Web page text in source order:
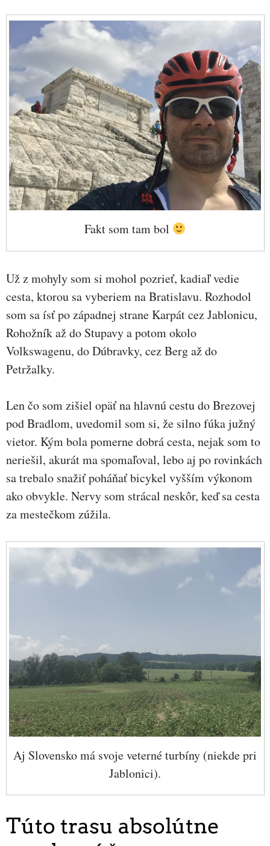
Fakt som tam bol
Už z mohyly som si mohol pozrieť, kadiaľ vedie
cesta, ktorou sa vyberiem na Bratislavu. Rozhodol
som sa ísť po západnej strane Karpát cez Jablonicu,
Rohožník až do Stupavy a potom okolo
Volkswagenu, do Dúbravky, cez Berg až do
Petržalky.
Len čo som zišiel opäť na hlavnú cestu do Brezovej
pod Bradlom, uvedomil som si, že silno fúka južný
vietor. Kým bola pomerne dobrá cesta, nejak som to
neriešil, akurát ma spomaľoval, lebo aj po rovinkách
sa trebalo snažiť poháňať bicykel vyšším výkonom
ako obvykle. Nervy som strácal neskôr, keď sa cesta
za mestečkom zúžila.
Aj Slovensko má svoje veterné turbíny (niekde pri
Jablonici).
Túto trasu absolútne